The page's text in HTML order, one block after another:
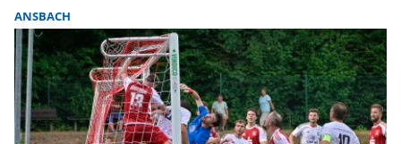
ANSBACH